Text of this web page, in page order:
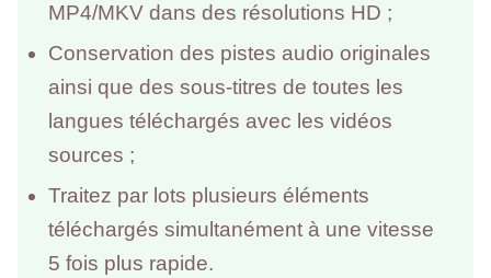
MP4/MKV dans des résolutions HD ;
Conservation des pistes audio originales
ainsi que des sous-titres de toutes les
langues téléchargés avec les vidéos
sources ;
Traitez par lots plusieurs éléments
téléchargés simultanément à une vitesse
5 fois plus rapide.